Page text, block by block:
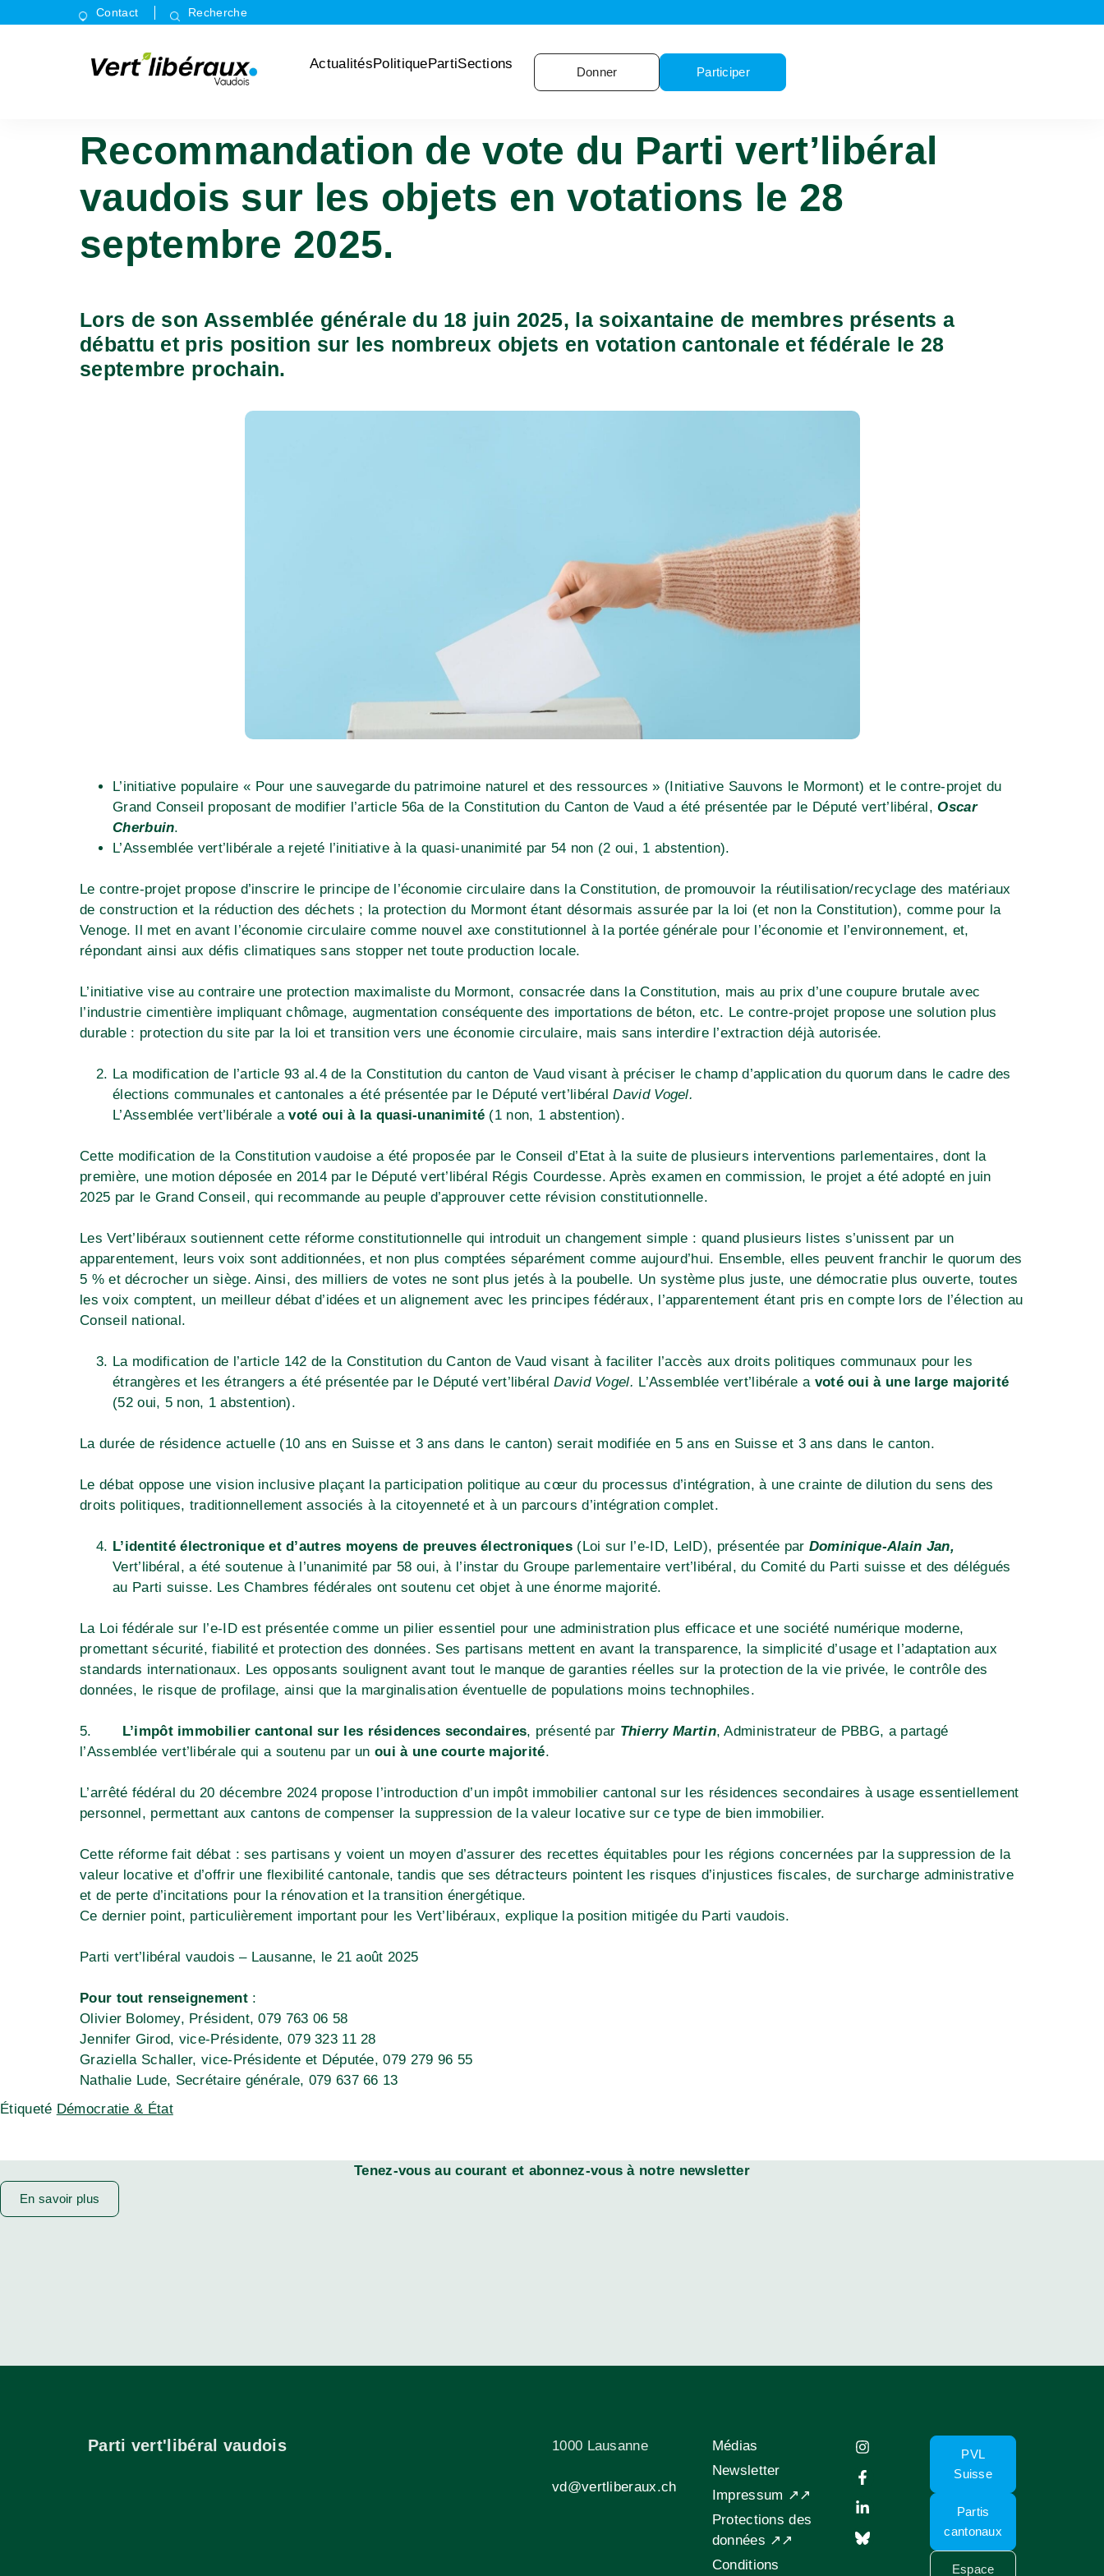
Contact Recherche
ActualitésPolitiquePartiSections
Donner Participer
Recommandation de vote du Parti vert’libéral
vaudois sur les objets en votations le 28
septembre 2025.
Lors de son Assemblée générale du 18 juin 2025, la soixantaine de membres présents a
débattu et pris position sur les nombreux objets en votation cantonale et fédérale le 28
septembre prochain.
L’initiative populaire « Pour une sauvegarde du patrimoine naturel et des ressources » (Initiative Sauvons le Mormont) et le contre-projet du
Grand Conseil proposant de modifier l’article 56a de la Constitution du Canton de Vaud a été présentée par le Député vert’libéral,Oscar
Cherbuin.
L’Assemblée vert’libérale a rejeté l’initiative à la quasi-unanimité par 54 non (2 oui, 1 abstention).
Le contre-projet propose d’inscrire le principe de l’économie circulaire dans la Constitution, de promouvoir la réutilisation/recyclage des matériaux
de construction et la réduction des déchets ; la protection du Mormont étant désormais assurée par la loi (et non la Constitution), comme pour la
Venoge. Il met en avant l’économie circulaire comme nouvel axe constitutionnel à la portée générale pour l’économie et l’environnement, et,
répondant ainsi aux défis climatiques sans stopper net toute production locale.
L’initiative vise au contraire une protection maximaliste du Mormont, consacrée dans la Constitution, mais au prix d’une coupure brutale avec
l’industrie cimentière impliquant chômage, augmentation conséquente des importations de béton, etc. Le contre-projet propose une solution plus
durable : protection du site par la loi et transition vers une économie circulaire, mais sans interdire l’extraction déjà autorisée.
La modification de l’article 93 al.4 de la Constitution du canton de Vaud visant à préciser le champ d’application du quorum dans le cadre des
élections communales et cantonales a été présentée par le Député vert’libéralDavid Vogel.
L’Assemblée vert’libérale avoté oui à la quasi-unanimité (1 non, 1 abstention).
Cette modification de la Constitution vaudoise a été proposée par le Conseil d’Etat à la suite de plusieurs interventions parlementaires, dont la
première, une motion déposée en 2014 par le Député vert’libéral Régis Courdesse. Après examen en commission, le projet a été adopté en juin
2025 par le Grand Conseil, qui recommande au peuple d’approuver cette révision constitutionnelle.
Les Vert’libéraux soutiennent cette réforme constitutionnelle qui introduit un changement simple : quand plusieurs listes s’unissent par un
apparentement, leurs voix sont additionnées, et non plus comptées séparément comme aujourd’hui. Ensemble, elles peuvent franchir le quorum des
5 % et décrocher un siège. Ainsi, des milliers de votes ne sont plus jetés à la poubelle. Un système plus juste, une démocratie plus ouverte, toutes
les voix comptent, un meilleur débat d’idées et un alignement avec les principes fédéraux, l’apparentement étant pris en compte lors de l’élection au
Conseil national.
La modification de l’article 142 de la Constitution du Canton de Vaud visant à faciliter l’accès aux droits politiques communaux pour les
étrangères et les étrangers a été présentée par le Député vert’libéralDavid Vogel. L’Assemblée vert’libérale a voté oui à une large majorité
(52 oui, 5 non, 1 abstention).
La durée de résidence actuelle (10 ans en Suisse et 3 ans dans le canton) serait modifiée en 5 ans en Suisse et 3 ans dans le canton.
Le débat oppose une vision inclusive plaçant la participation politique au cœur du processus d’intégration, à une crainte de dilution du sens des
droits politiques, traditionnellement associés à la citoyenneté et à un parcours d’intégration complet.
L’identité électronique et d’autres moyens de preuves électroniques (Loi sur l’e-ID, LeID), présentée par Dominique-Alain Jan,
Vert’libéral, a été soutenue à l’unanimité par 58 oui, à l’instar du Groupe parlementaire vert’libéral, du Comité du Parti suisse et des délégués
au Parti suisse. Les Chambres fédérales ont soutenu cet objet à une énorme majorité.
La Loi fédérale sur l’e-ID est présentée comme un pilier essentiel pour une administration plus efficace et une société numérique moderne,
promettant sécurité, fiabilité et protection des données. Ses partisans mettent en avant la transparence, la simplicité d’usage et l’adaptation aux
standards internationaux. Les opposants soulignent avant tout le manque de garanties réelles sur la protection de la vie privée, le contrôle des
données, le risque de profilage, ainsi que la marginalisation éventuelle de populations moins technophiles.
5. L’impôt immobilier cantonal sur les résidences secondaires, présenté par Thierry Martin, Administrateur de PBBG, a partagé
l’Assemblée vert’libérale qui a soutenu par unoui à une courte majorité.
L’arrêté fédéral du 20 décembre 2024 propose l’introduction d’un impôt immobilier cantonal sur les résidences secondaires à usage essentiellement
personnel, permettant aux cantons de compenser la suppression de la valeur locative sur ce type de bien immobilier.
Cette réforme fait débat : ses partisans y voient un moyen d’assurer des recettes équitables pour les régions concernées par la suppression de la
valeur locative et d’offrir une flexibilité cantonale, tandis que ses détracteurs pointent les risques d’injustices fiscales, de surcharge administrative
et de perte d’incitations pour la rénovation et la transition énergétique.
Ce dernier point, particulièrement important pour les Vert’libéraux, explique la position mitigée du Parti vaudois.
Parti vert’libéral vaudois – Lausanne, le 21 août 2025
Pour tout renseignement:
Olivier Bolomey, Président, 079 763 06 58
Jennifer Girod, vice-Présidente, 079 323 11 28
Graziella Schaller, vice-Présidente et Députée, 079 279 96 55
Nathalie Lude, Secrétaire générale, 079 637 66 13
Étiqueté Démocratie & État
Tenez-vous au courant et abonnez-vous à notre newsletter
En savoir plus
Parti vert'libéral vaudois 1000 Lausanne
vd@vertliberaux.ch
Médias
Newsletter
Impressum ↗↗
Protections des
données ↗↗
Conditions
PVL
Suisse
Partis
cantonaux
Espace